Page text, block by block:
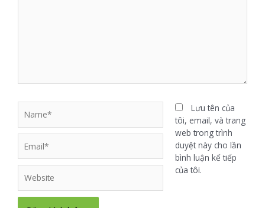
Lưu tên của
tôi, email, và trang
web trong trình
duyệt này cho lần
bình luận kế tiếp
của tôi.